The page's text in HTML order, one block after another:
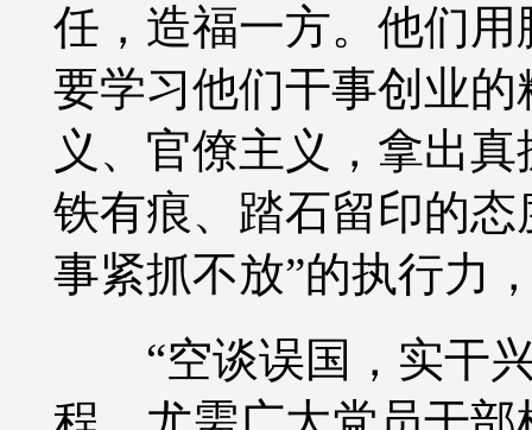
任，造福一方。他们
要学习他们干事创业
义、官僚主义，拿出
铁有痕、踏石留印的态
事紧抓不放”的执行力
“空谈误国，实干